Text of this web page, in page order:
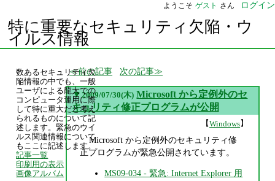
ようこそ ゲスト さん ログイン
特に重要なセキュリティ欠陥・ウ
イルス情報
前の記事 次の記事
▼ 2009/07/30(木) Microsoft から定例外のセ
キュリティ修正プログラムが公開
【Windows】
Microsoft から定例外のセキュリティ修
正プログラムが緊急公開されています。
MS09-034 - 緊急: Internet Explorer 用
数あるセキュリティ欠
陥情報の中でも、一般
ユーザによる龍大での
コンピュータ運用に際
して特に重大だと考え
られるものについて記
述します。緊急のウイ
ルス関連情報について
もここに記述します。
記事一覧
印刷用の表示
画像アルバム